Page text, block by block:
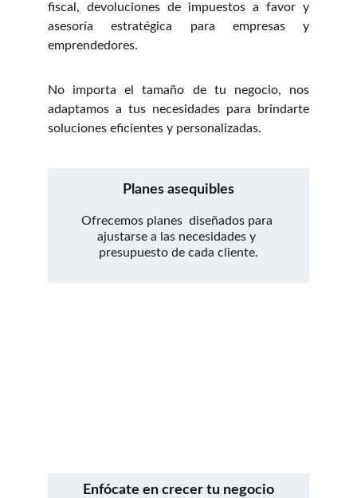
fiscal, devoluciones de impuestos a favor y
asesoría estratégica para empresas y
emprendedores.
No importa el tamaño de tu negocio, nos
adaptamos a tus necesidades para brindarte
soluciones eficientes y personalizadas.
Planes asequibles
Ofrecemos planes  diseñados para
ajustarse a las necesidades y
presupuesto de cada cliente.
Enfócate en crecer tu negocio